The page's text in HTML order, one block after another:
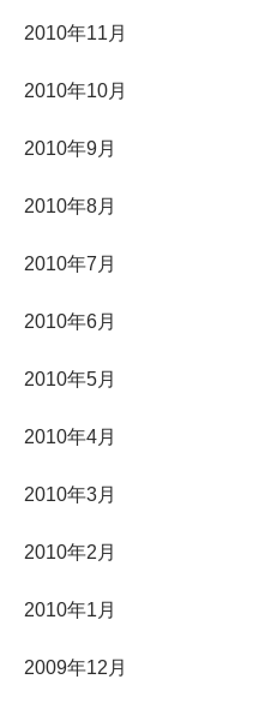
2010年11月
2010年10月
2010年9月
2010年8月
2010年7月
2010年6月
2010年5月
2010年4月
2010年3月
2010年2月
2010年1月
2009年12月